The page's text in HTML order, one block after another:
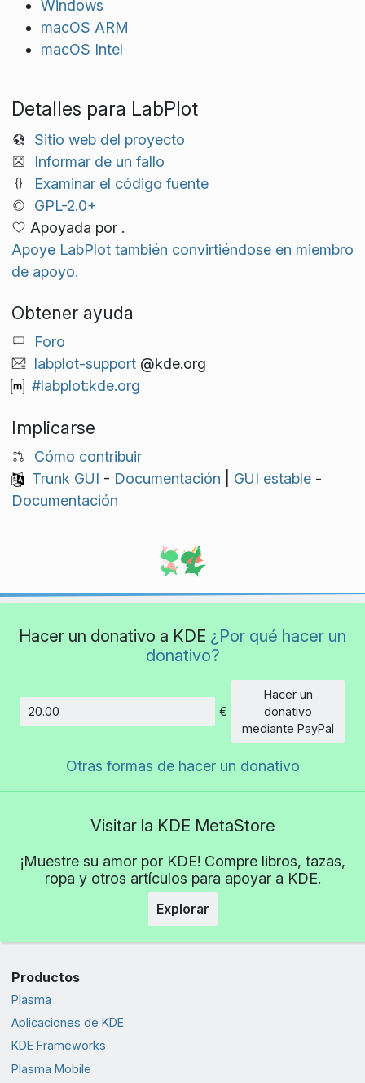
Windows
macOS ARM
macOS Intel
Detalles para LabPlot
Sitio web del proyecto
Informar de un fallo
Examinar el código fuente
GPL-2.0+
Apoyada por .
Apoye LabPlot también convirtiéndose en miembro
de apoyo.
Obtener ayuda
Foro
labplot-support@kde.org
#labplot:kde.org
Implicarse
Cómo contribuir
Trunk GUI - Documentación GUI estable-
Documentación
Hacer un donativo a KDE ¿Por qué hacer un
donativo?
Cantidad
€
Hacer un
donativo
mediante PayPal
Otras formas de hacer un donativo
Visitar la KDE MetaStore
¡Muestre su amor por KDE! Compre libros, tazas,
ropa y otros artículos para apoyar a KDE.
Explorar
Productos
Plasma
Aplicaciones de KDE
KDE Frameworks
Plasma Mobile